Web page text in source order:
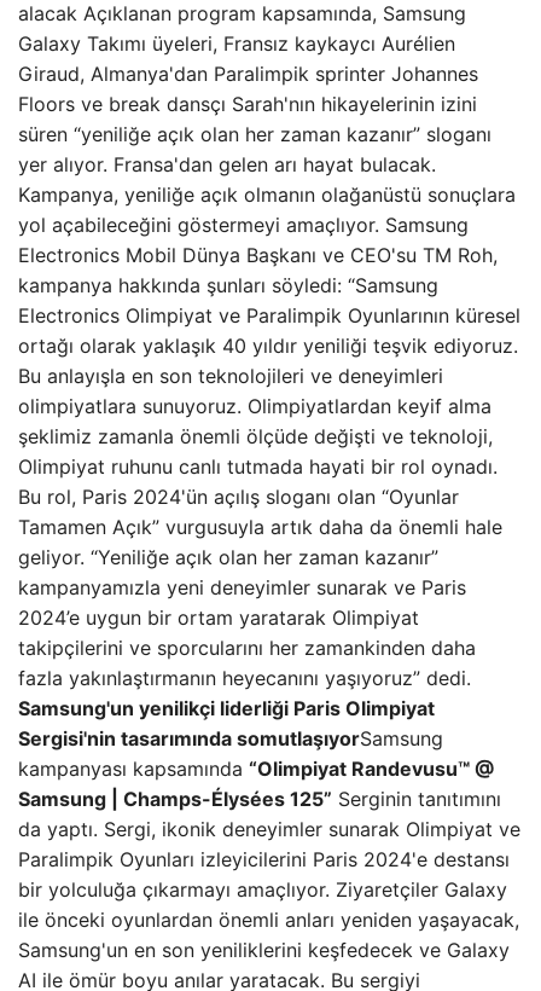
alacak Açıklanan program kapsamında, Samsung
Galaxy Takımı üyeleri, Fransız kaykaycı Aurélien
Giraud, Almanya'dan Paralimpik sprinter Johannes
Floors ve break dansçı Sarah'nın hikayelerinin izini
süren “yeniliğe açık olan her zaman kazanır” sloganı
yer alıyor. Fransa'dan gelen arı hayat bulacak.
Kampanya, yeniliğe açık olmanın olağanüstü sonuçlara
yol açabileceğini göstermeyi amaçlıyor. Samsung
Electronics Mobil Dünya Başkanı ve CEO'su TM Roh,
kampanya hakkında şunları söyledi: “Samsung
Electronics Olimpiyat ve Paralimpik Oyunlarının küresel
ortağı olarak yaklaşık 40 yıldır yeniliği teşvik ediyoruz.
Bu anlayışla en son teknolojileri ve deneyimleri
olimpiyatlara sunuyoruz. Olimpiyatlardan keyif alma
şeklimiz zamanla önemli ölçüde değişti ve teknoloji,
Olimpiyat ruhunu canlı tutmada hayati bir rol oynadı.
Bu rol, Paris 2024'ün açılış sloganı olan “Oyunlar
Tamamen Açık” vurgusuyla artık daha da önemli hale
geliyor. “Yeniliğe açık olan her zaman kazanır”
kampanyamızla yeni deneyimler sunarak ve Paris
2024’e uygun bir ortam yaratarak Olimpiyat
takipçilerini ve sporcularını her zamankinden daha
fazla yakınlaştırmanın heyecanını yaşıyoruz” dedi.
Samsung'un yenilikçi liderliği Paris Olimpiyat
Sergisi'nin tasarımında somutlaşıyorSamsung
kampanyası kapsamında “Olimpiyat Randevusu™️ @
Samsung | Champs-Élysées 125” Serginin tanıtımını
da yaptı. Sergi, ikonik deneyimler sunarak Olimpiyat ve
Paralimpik Oyunları izleyicilerini Paris 2024'e destansı
bir yolculuğa çıkarmayı amaçlıyor. Ziyaretçiler Galaxy
ile önceki oyunlardan önemli anları yeniden yaşayacak,
Samsung'un en son yeniliklerini keşfedecek ve Galaxy
AI ile ömür boyu anılar yaratacak. Bu sergiyi